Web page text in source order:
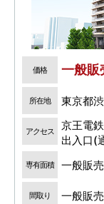
価格 一般販
所在地 東京都
アクセス
京王電
出入口(
専有面積 一般販
間取り 一般販